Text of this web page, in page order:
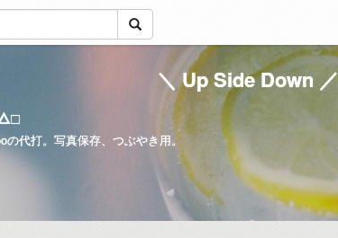
＼ Up Side Down ／
の代打。写真保存、つぶやき用。